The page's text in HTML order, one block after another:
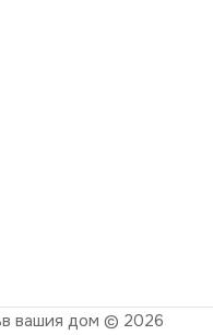
вашия дом © 2026